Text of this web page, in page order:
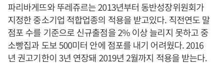
파리바게뜨와 뚜레쥬르는 2013년부터 동반성장위원회가
지정한 중소기업 적합업종의 적용을 받고있다. 직전연도 말
점포 수를 기준으로 신규출점을 2% 이상 늘리지 못하고 중
소빵집과 도보 500미터 안에 점포를 내기 어려웠다. 2016
년 권고기한이 3년 연장돼 2019년 2월까지 적용을 받는다.